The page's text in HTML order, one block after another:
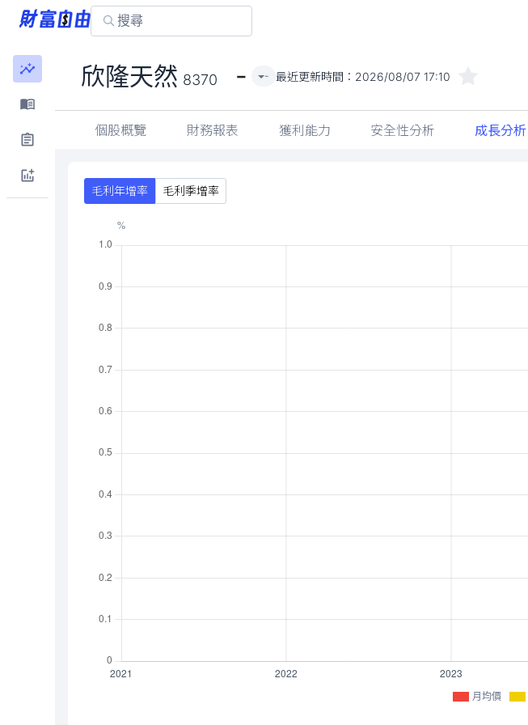
欣隆天然 8370 - - 最近更新時間： 2026/08/07 17:10
個股概覽 財務報表 獲利能力 安全性分析 成長分析
毛利年增率 毛利季增率
月均價